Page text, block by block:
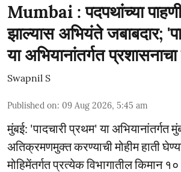
Mumbai : पदपथांच्या
झाल्यास अभियंते जबाबदार;
या अभियानांतर्गत प्रशासनाचा
Swapnil S
Published on: 09 Aug 2026, 5:45 am
मुंबई: 'पादचारी प्रथम' या अभियानांतर्गत
अतिक्रमणमुक्त करण्याची मोहीम हाती
मोहिमेंतर्गत प्रत्येक विभागातील किमान